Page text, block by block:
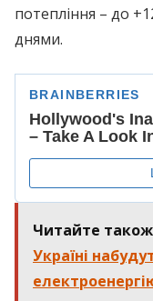
потепління – до
днями.
Читайте також
Україні